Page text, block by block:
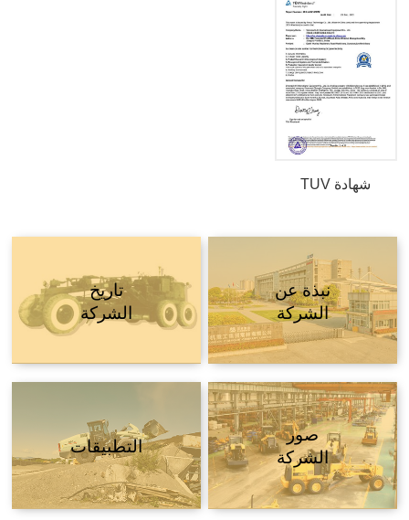
شهادة TUV
نبذة عن
الشركة
تاريخ
الشركة
صور
الشركة
التطبيقات